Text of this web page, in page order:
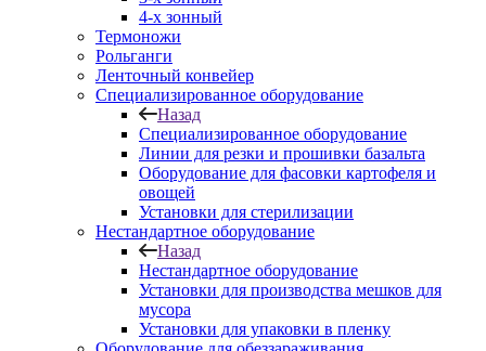
4-х зонный
Термоножи
Рольганги
Ленточный конвейер
Специализированное оборудование
Назад
Специализированное оборудование
Линии для резки и прошивки базальта
Оборудование для фасовки картофеля и
овощей
Установки для стерилизации
Нестандартное оборудование
Назад
Нестандартное оборудование
Установки для производства мешков для
мусора
Установки для упаковки в пленку